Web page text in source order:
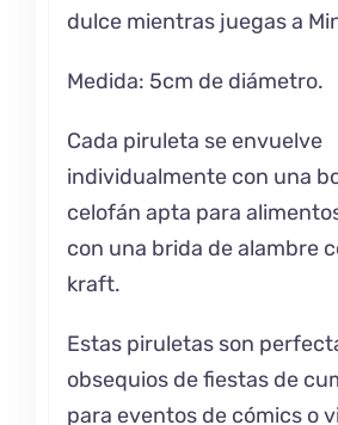
dulce mientras juegas a
Medida: 5cm de diámetro.
Cada piruleta se envuelve
individualmente con una
celofán apta para
con una brida de alambre
kraft.
Estas piruletas son
obsequios de fiestas de
para eventos de cómics o